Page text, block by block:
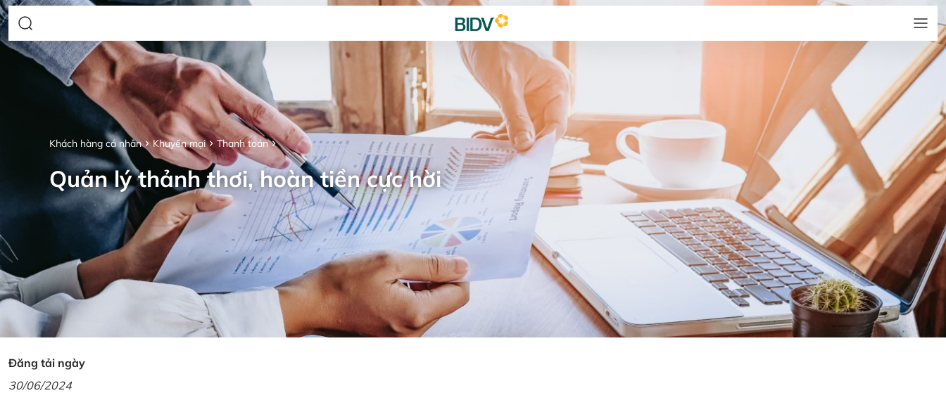
Khách hàng cá nhân Khuyến mại Thanh toán
Quản lý thảnh thơi, hoàn tiền cực hời
Đăng tải ngày
30/06/2024